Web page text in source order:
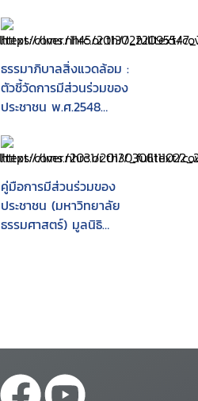
ธรรมาภิบาลสิ่งแวดล้อม :
ตัวชี้วัดการมีส่วนร่วมของ
ประชาชน พ.ศ.2548
คู่มือการมีส่วนร่วมของ
ประชาชน (มหาวิทยาลัย
ธรรมศาสตร์) มูลนิธิ